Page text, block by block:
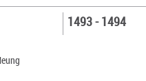
1493 - 1494